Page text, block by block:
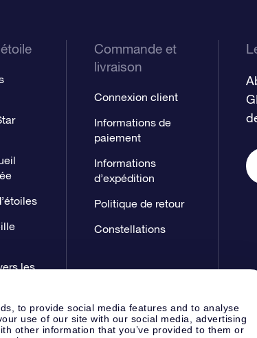
to provide social media features and to analyse
use of our site with our social media, advertising
other information that you’ve provided to them or
les
Commande et
livraison
Connexion client
Informations de
paiement
Informations
d’expédition
Politique de retour
Constellations